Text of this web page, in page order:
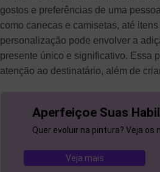
gostos e preferências de uma
como canecas e camisetas, até
personalização pode envolver a
presente único e significativo. Essa
atenção ao destinatário, além de
Aperfeiçoe Suas
Quer evoluir na pintura? Veja
Veja mais